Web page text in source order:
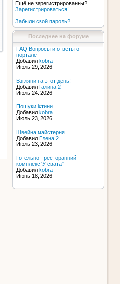
Ещё не зарегистрированны?
Зарегистрироваться!
Забыли свой пароль?
Последнее на форуме
FAQ Вопросы и ответы о
портале
Добавил kobra
Июль 29, 2026
Взгляни на этот день!
Добавил Галина 2
Июль 24, 2026
Пошуки істини
Добавил kobra
Июль 23, 2026
Швейна майстерня
Добавил Елена 2
Июль 23, 2026
Готельно - ресторанний
комплекс 'У свата"
Добавил kobra
Июнь 18, 2026